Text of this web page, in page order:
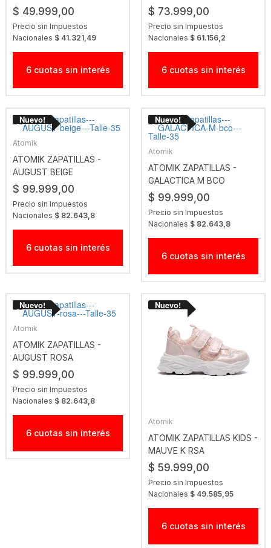
$ 49.999,00
Precio sin Impuestos
Nacionales $ 41.321,49
6 cuotas sin interés
$ 73.999,00
Precio sin Impuestos
Nacionales $ 61.156,2
6 cuotas sin interés
Atomik
ATOMIK ZAPATILLAS -
AUGUST BEIGE
$ 99.999,00
Precio sin Impuestos
Nacionales $ 82.643,8
6 cuotas sin interés
Atomik
ATOMIK ZAPATILLAS -
GALACTICA M BCO
$ 99.999,00
Precio sin Impuestos
Nacionales $ 82.643,8
6 cuotas sin interés
Atomik
ATOMIK ZAPATILLAS -
AUGUST ROSA
$ 99.999,00
Precio sin Impuestos
Nacionales $ 82.643,8
6 cuotas sin interés
Atomik
ATOMIK ZAPATILLAS KIDS -
MAUVE K RSA
$ 59.999,00
Precio sin Impuestos
Nacionales $ 49.585,95
6 cuotas sin interés